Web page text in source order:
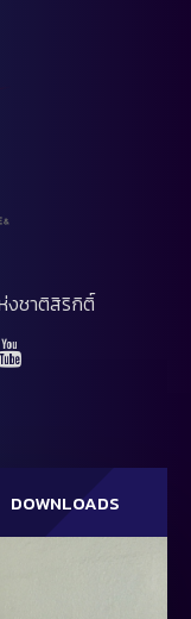
งชาติสิริกิติ์
DOWNLOADS